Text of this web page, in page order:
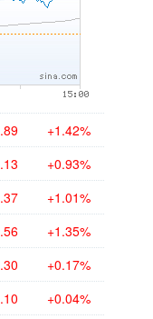
+1.42%
+0.93%
+1.01%
+1.35%
+0.17%
+0.04%